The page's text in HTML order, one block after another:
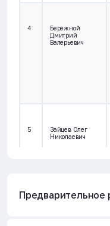
4
Бережной
Дмитрий
Валерьевич
5
Зайцев Олег
Николаевич
Предварительное